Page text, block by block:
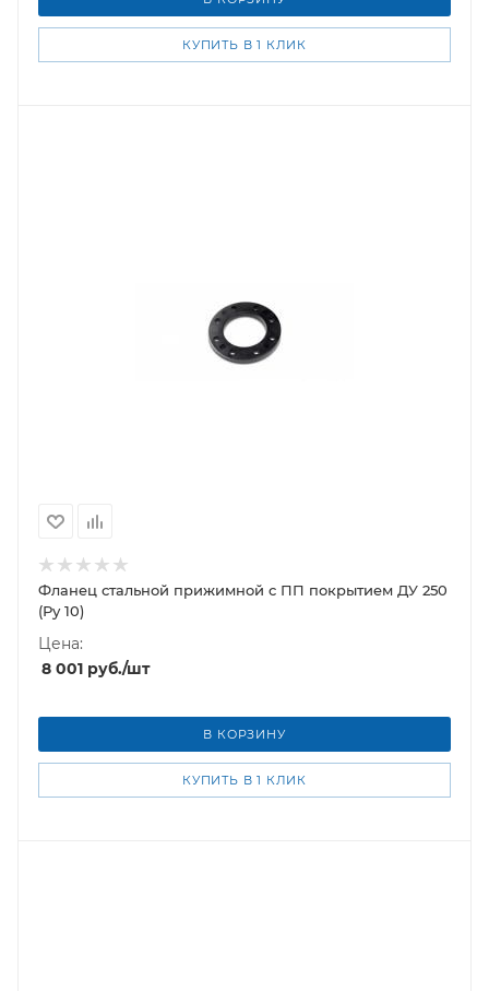
КУПИТЬ В 1 КЛИК
Фланец стальной прижимной c ПП покрытием ДУ 250
(Ру 10)
Цена:
8 001 руб./шт
В КОРЗИНУ
КУПИТЬ В 1 КЛИК